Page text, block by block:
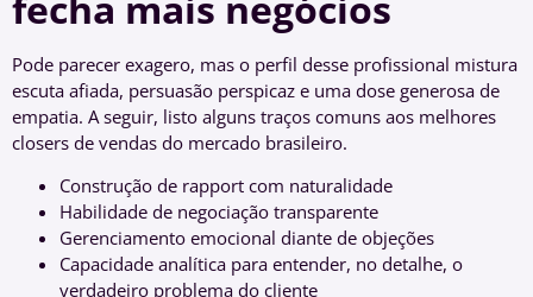
Pode parecer exagero, mas o perfil desse profissional mistura
escuta afiada, persuasão perspicaz e uma dose generosa de
empatia. A seguir, listo alguns traços comuns aos melhores
closers de vendas do mercado brasileiro.
Construção de rapport com naturalidade
Habilidade de negociação transparente
Gerenciamento emocional diante de objeções
Capacidade analítica para entender, no detalhe, o
verdadeiro problema do cliente